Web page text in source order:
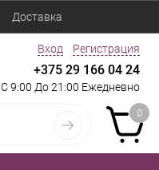
Доставка
Вход Регистрация
+375 29 166 04 24
С 9:00 До 21:00 Ежедневно
0